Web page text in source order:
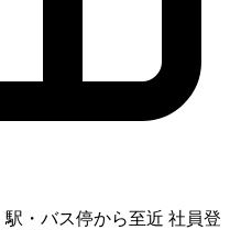
駅・バス停から至近 社員登